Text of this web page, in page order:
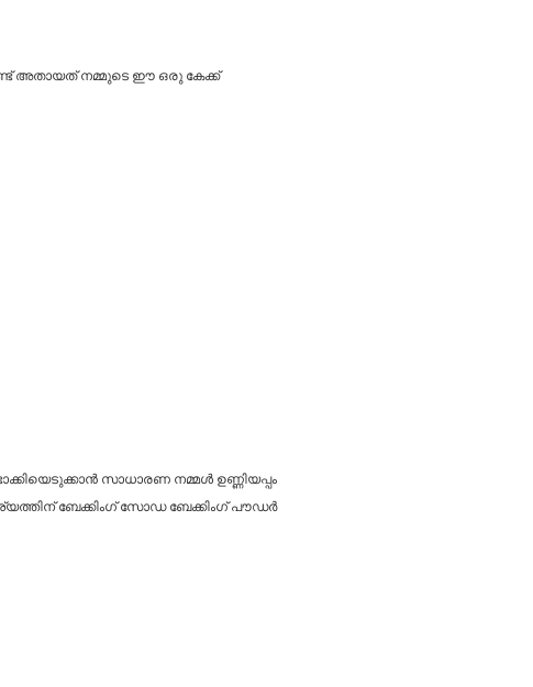
അതായത് നമ്മുടെ ഈ ഒരു കേക്ക്
സാധാരണ നമ്മൾ ഉണ്ണിയപ്പം
ബേക്കിംഗ് സോഡ ബേക്കിംഗ് പൗഡർ